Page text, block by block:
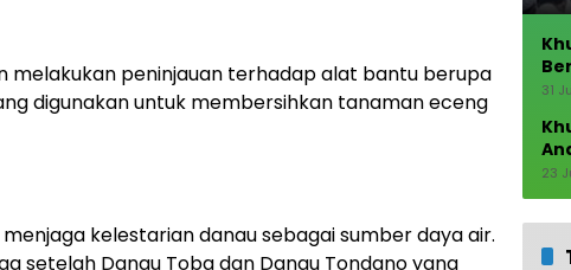
melakukan peninjauan terhadap alat bantu berupa
digunakan untuk membersihkan tanaman eceng
kelestarian danau sebagai sumber daya air.
setelah Danau Toba dan Danau Tondano yang
31
23